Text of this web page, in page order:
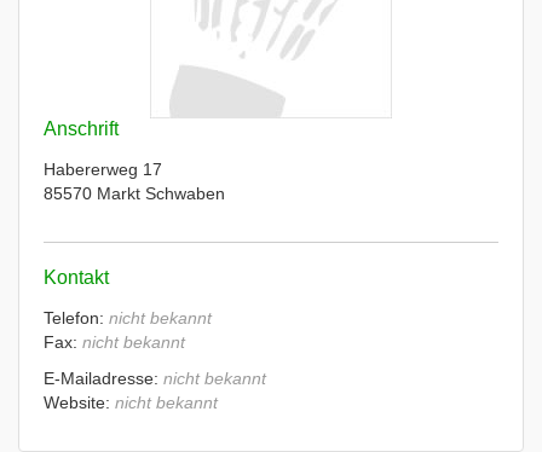
Anschrift
Habererweg 17
85570 Markt Schwaben
Kontakt
Telefon: nicht bekannt
Fax: nicht bekannt
E-Mailadresse: nicht bekannt
Website: nicht bekannt